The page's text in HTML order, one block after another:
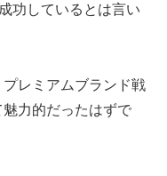
功しているとは言い
レミアムブランド戦
力的だったはずで